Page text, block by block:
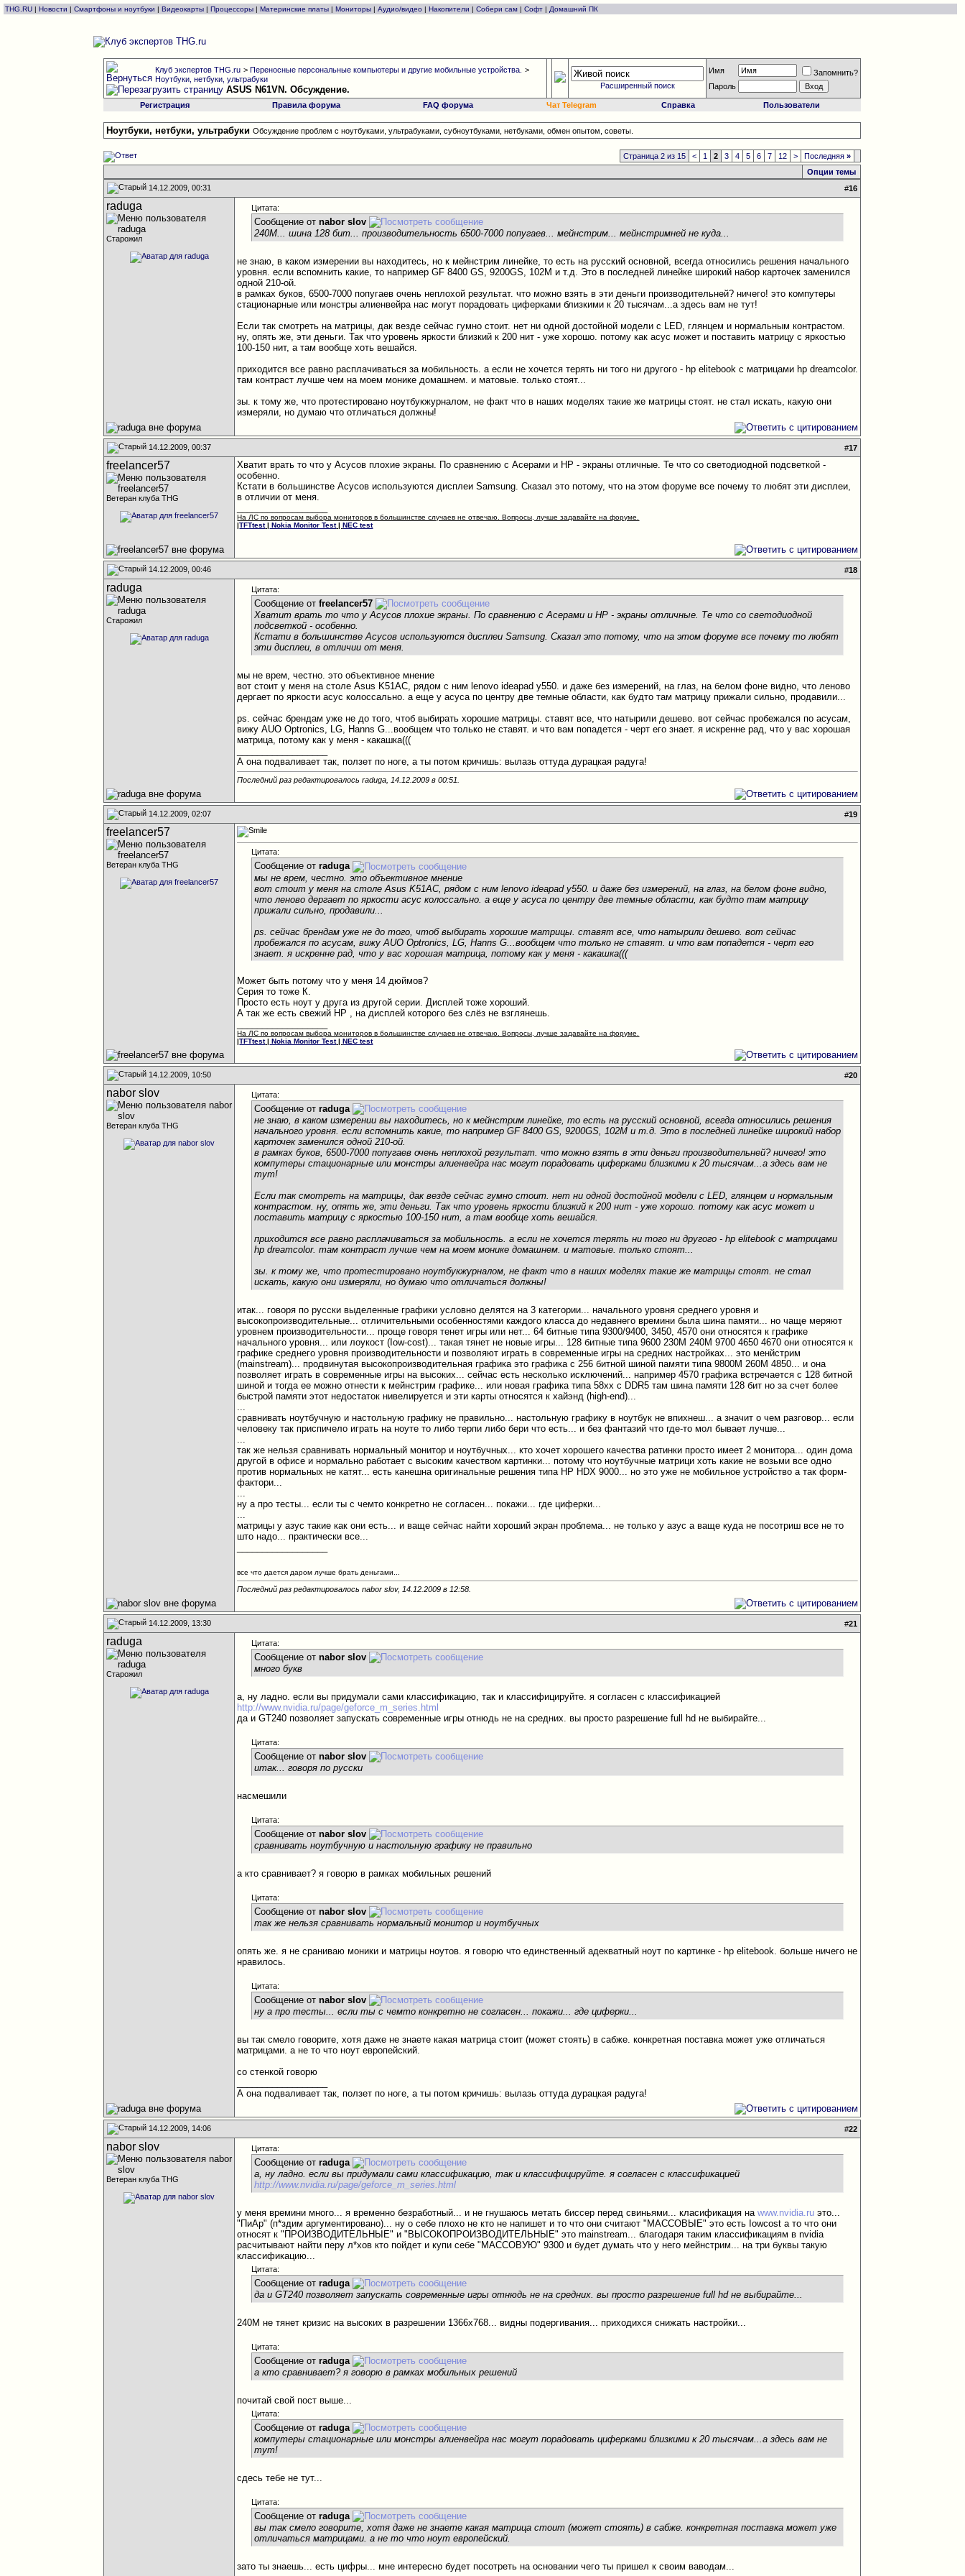
THG.RU | Новости | Смартфоны и ноутбуки | Видеокарты | Процессоры | Материнские платы | Мониторы | Аудио/видео | Накопители | Собери сам | Софт | Домашний ПК
Клуб экспертов THG.ru >Переносные персональные компьютеры и другие мобильные устройства.
>
Ноутбуки, нетбуки, ультрабуки
ASUS N61VN. Обсуждение. Расширенный поиск
Имя
Запомнить?
Пароль
Регистрация Правила форума FAQ форума Чат Telegram Справка Пользователи
Ноутбуки, нетбуки, ультрабуки Обсуждение проблем с ноутбуками, ультрабуками, субноутбуками, нетбуками, обмен опытом, советы.
Страница 2 из 15 < 1 2 3 4 5 6 7 12 > Последняя»
Опции темы
14.12.2009, 00:31
#16
raduga
Старожил
Цитата:
Сообщение отnabor slov
240М... шина 128 бит... производительность 6500-7000 попугаев... мейнстрим... мейнстримней не куда...
не знаю, в каком измерении вы находитесь, но к мейнстрим линейке, то есть на русский основной, всегда относились решения начального
уровня. если вспомнить какие, то например GF 8400 GS, 9200GS, 102M и т.д. Это в последней линейке широкий набор карточек заменился
одной 210-ой.
в рамках буков, 6500-7000 попугаев очень неплохой результат. что можно взять в эти деньги производительней? ничего! это компутеры
стационарные или монстры алиенвейра нас могут порадовать циферками близкими к 20 тысячам...а здесь вам не тут!
Если так смотреть на матрицы, дак везде сейчас гумно стоит. нет ни одной достойной модели с LED, глянцем и нормальным контрастом.
ну, опять же, эти деньги. Так что уровень яркости близкий к 200 нит - уже хорошо. потому как асус может и поставить матрицу с яркостью
100-150 нит, а там вообще хоть вешайся.
приходится все равно расплачиваться за мобильность. а если не хочется терять ни того ни другого - hp elitebook с матрицами hp dreamcolor.
там контраст лучше чем на моем монике домашнем. и матовые. только стоят...
зы. к тому же, что протестировано ноутбукжурналом, не факт что в наших моделях такие же матрицы стоят. не стал искать, какую они
измеряли, но думаю что отличаться должны!
14.12.2009, 00:37 #17
freelancer57
Ветеран клуба THG
Хватит врать то что у Асусов плохие экраны. По сравнению с Асерами и HP - экраны отличные. Те что со светодиодной подсветкой -
особенно.
Кстати в большинстве Асусов используются дисплеи Samsung. Сказал это потому, что на этом форуме все почему то любят эти дисплеи,
в отличии от меня.
На ЛС по вопросам выбора мониторов в большинстве случаев не отвечаю. Вопросы, лучше задавайте на форуме.
|TFTtest| Nokia Monitor Test|NEC test
14.12.2009, 00:46 #18
raduga
Старожил
Цитата:
Сообщение отfreelancer57
Хватит врать то что у Асусов плохие экраны. По сравнению с Асерами и HP - экраны отличные. Те что со светодиодной
подсветкой - особенно.
Кстати в большинстве Асусов используются дисплеи Samsung. Сказал это потому, что на этом форуме все почему то любят
эти дисплеи, в отличии от меня.
мы не врем, честно. это объективное мнение
вот стоит у меня на столе Asus K51AC, рядом с ним lenovo ideapad y550. и даже без измерений, на глаз, на белом фоне видно, что леново
дергает по яркости асус колоссально. а еще у асуса по центру две темные области, как будто там матрицу прижали сильно, продавили...
ps. сейчас брендам уже не до того, чтоб выбирать хорошие матрицы. ставят все, что натырили дешево. вот сейчас пробежался по асусам,
вижу AUO Optronics, LG, Hanns G...вообщем что только не ставят. и что вам попадется - черт его знает. я искренне рад, что у вас хорошая
матрица, потому как у меня - какашка(((
А она подваливает так, ползет по ноге, а ты потом кричишь: вылазь оттуда дурацкая радуга!
Последний раз редактировалось raduga, 14.12.2009 в00:51
14.12.2009, 02:07 #19
freelancer57
Ветеран клуба THG
Цитата:
Сообщение отraduga
мы не врем, честно. это объективное мнение
вот стоит у меня на столе Asus K51AC, рядом с ним lenovo ideapad y550. и даже без измерений, на глаз, на белом фоне видно,
что леново дергает по яркости асус колоссально. а еще у асуса по центру две темные области, как будто там матрицу
прижали сильно, продавили...
ps. сейчас брендам уже не до того, чтоб выбирать хорошие матрицы. ставят все, что натырили дешево. вот сейчас
пробежался по асусам, вижу AUO Optronics, LG, Hanns G...вообщем что только не ставят. и что вам попадется - черт его
знает. я искренне рад, что у вас хорошая матрица, потому как у меня - какашка(((
Может быть потому что у меня 14 дюймов?
Серия то тоже К.
Просто есть ноут у друга из другой серии. Дисплей тоже хороший.
А так же есть свежий HP , на дисплей которого без слёз не взглянешь.
На ЛС по вопросам выбора мониторов в большинстве случаев не отвечаю. Вопросы, лучше задавайте на форуме.
|TFTtest| Nokia Monitor Test|NEC test
14.12.2009, 10:50 #20
nabor slov
Ветеран клуба THG
Цитата:
Сообщение отraduga
не знаю, в каком измерении вы находитесь, но к мейнстрим линейке, то есть на русский основной, всегда относились решения
начального уровня. если вспомнить какие, то например GF 8400 GS, 9200GS, 102M и т.д. Это в последней линейке широкий набор
карточек заменился одной 210-ой.
в рамках буков, 6500-7000 попугаев очень неплохой результат. что можно взять в эти деньги производительней? ничего! это
компутеры стационарные или монстры алиенвейра нас могут порадовать циферками близкими к 20 тысячам...а здесь вам не
тут!
Если так смотреть на матрицы, дак везде сейчас гумно стоит. нет ни одной достойной модели с LED, глянцем и нормальным
контрастом. ну, опять же, эти деньги. Так что уровень яркости близкий к 200 нит - уже хорошо. потому как асус может и
поставить матрицу с яркостью 100-150 нит, а там вообще хоть вешайся.
приходится все равно расплачиваться за мобильность. а если не хочется терять ни того ни другого - hp elitebook с матрицами
hp dreamcolor. там контраст лучше чем на моем монике домашнем. и матовые. только стоят...
зы. к тому же, что протестировано ноутбукжурналом, не факт что в наших моделях такие же матрицы стоят. не стал
искать, какую они измеряли, но думаю что отличаться должны!
итак... говоря по русски выделенные графики условно делятся на 3 категории... начального уровня среднего уровня и
высокопроизводительные... отличительными особенностями каждого класса до недавнего времини была шина памяти... но чаще меряют
уровнем производительности... проще говоря тенет игры или нет... 64 битные типа 9300/9400, 3450, 4570 они относятся к графике
начального уровня... или лоукост (Iow-сost)... такая тянет не новые игры... 128 битные типа 9600 230М 240М 9700 4650 4670 они относятся к
графике среднего уровня производительности и позволяют играть в современные игры на средних настройках... это менйстрим
(mainstream)... продвинутая высокопроизводительная графика это графика с 256 битной шиной памяти типа 9800М 260М 4850... и она
позволяет играть в современные игры на высоких... сейчас есть несколько исключений... например 4570 графика встречается с 128 битной
шиной и тогда ее можно отнести к мейнстрим графике... или новая графика типа 58хх с DDR5 там шина памяти 128 бит но за счет более
быстрой памяти этот недостаток нивелируется и эти карты относятся к хайэнд (high-end)...
...
сравнивать ноутбучную и настольную графику не правильно... настольную графику в ноутбук не впихнеш... а значит о чем разговор... если
человеку так приспичело играть на ноуте то либо терпи либо бери что есть... и без фантазий что где-то мол бывает лучше...
...
так же нельзя сравнивать нормальный монитор и ноутбучных... кто хочет хорошего качества ратинки просто имеет 2 монитора... один дома
другой в офисе и нормально работает с высоким качеством картинки... потому что ноутбучные матрици хоть какие не возьми все одно
против нормальных не катят... есть канешна оригинальные решения типа HP HDX 9000... но это уже не мобильное устройство а так форм-
фактори...
...
ну а про тесты... если ты с чемто конкретно не согласен... покажи... где циферки...
...
матрицы у азус такие как они есть... и ваще сейчас найти хороший экран проблема... не только у азус а ваще куда не посотриш все не то
што надо... практически все...
все что дается даром лучше брать деньгами...
Последний раз редактировалось nabor slov, 14.12.2009 в 12:58
14.12.2009, 13:30 #21
raduga
Старожил
Цитата:
Сообщение отnabor slov
много букв
а, ну ладно. если вы придумали сами классификацию, так и классифицируйте. я согласен с классификацией
http://www.nvidia.ru/page/geforce_m_series.html
да и GT240 позволяет запускать современные игры отнюдь не на средних. вы просто разрешение full hd не выбирайте...
Цитата:
Сообщение отnabor slov
итак... говоря по русски
насмешили
Цитата:
Сообщение отnabor slov
сравнивать ноутбучную и настольную графику не правильно
а кто сравнивает? я говорю в рамках мобильных решений
Цитата:
Сообщение отnabor slov
так же нельзя сравнивать нормальный монитор и ноутбучных
опять же. я не сраниваю моники и матрицы ноутов. я говорю что единственный адекватный ноут по картинке - hp elitebook. больше ничего не
нравилось.
Цитата:
Сообщение отnabor slov
ну а про тесты... если ты с чемто конкретно не согласен... покажи... где циферки...
вы так смело говорите, хотя даже не знаете какая матрица стоит (может стоять) в сабже. конкретная поставка может уже отличаться
матрицами. а не то что ноут европейский.
со стенкой говорю
А она подваливает так, ползет по ноге, а ты потом кричишь: вылазь оттуда дурацкая радуга!
14.12.2009, 14:06 #22
nabor slov
Ветеран клуба THG
Цитата:
Сообщение отraduga
а, ну ладно. если вы придумали сами классификацию, так и классифицируйте. я согласен с классификацией
http://www.nvidia.ru/page/geforce_m_series.html
у меня времини много... я временно безработный... и не гнушаюсь метать биссер перед свиньями... класификация наwww.nvidia.ru это...
"ПиАр" (п*здим аргументировано)... ну о себе плохо не кто не напишет и то что они считают "МАССОВЫЕ" это есть Iowсost а то что они
относят к "ПРОИЗВОДИТЕЛЬНЫЕ" и "ВЫСОКОПРОИЗВОДИТЕЛЬНЫЕ" это mainstream... благодаря таким классификациям в nvidia
расчитывают найти перу л*хов кто пойдет и купи себе "МАССОВУЮ" 9300 и будет думать что у него мейнстрим... на три буквы такую
классификацию...
Цитата:
Сообщение отraduga
да и GT240 позволяет запускать современные игры отнюдь не на средних. вы просто разрешение full hd не выбирайте...
240М не тянет кризис на высоких в разрешении 1366x768... видны подергивания... приходихся снижать настройки...
Цитата:
Сообщение отraduga
а кто сравнивает? я говорю в рамках мобильных решений
почитай свой пост выше...
Цитата:
Сообщение отraduga
компутеры стационарные или монстры алиенвейра нас могут порадовать циферками близкими к 20 тысячам...а здесь вам не
тут!
сдесь тебе не тут...
Цитата:
Сообщение отraduga
вы так смело говорите, хотя даже не знаете какая матрица стоит (может стоять) в сабже. конкретная поставка может уже
отличаться матрицами. а не то что ноут европейский.
зато ты знаешь... есть цифры... мне интересно будет посотреть на основании чего ты пришел к своим ваводам...